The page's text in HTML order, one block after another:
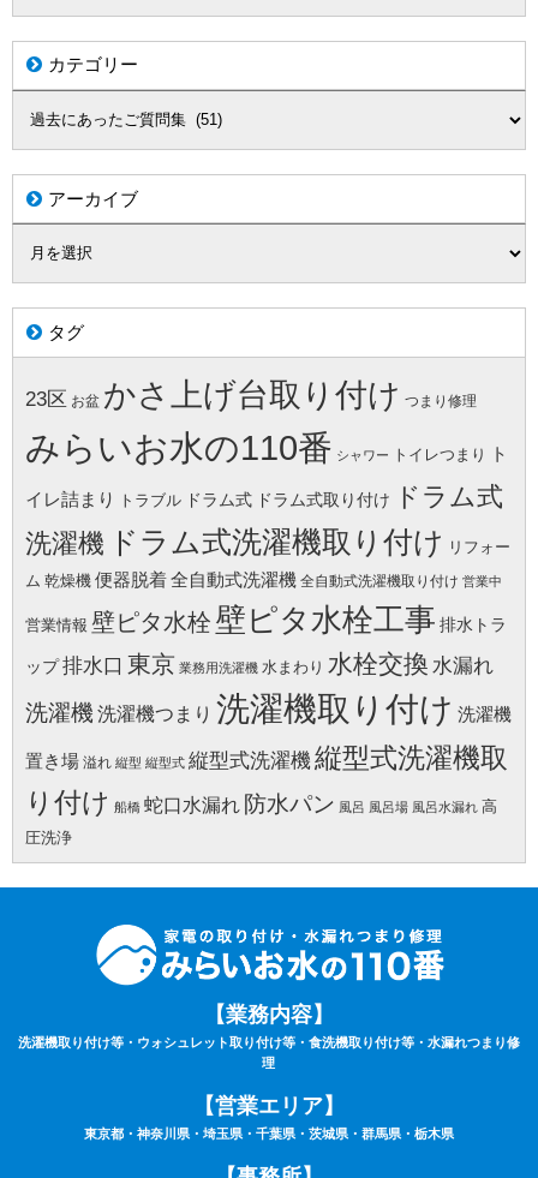
カテゴリー
アーカイブ
タグ
23区 お盆 かさ上げ台取り付け つまり修理
みらいお水の110番 シャワー トイレつまり ト
イレ詰まり トラブル ドラム式 ドラム式取り付け
ドラム式
洗濯機 ドラム式洗濯機取り付け リフォー
ム 乾燥機 便器脱着全自動式洗濯機 全自動式洗濯機取り付け 営業中
営業情報 壁ピタ水栓 壁ピタ水栓工事 排水トラ
ップ排水口 東京 業務用洗濯機 水まわり 水栓交換 水漏れ
洗濯機 洗濯機つまり 洗濯機取り付け 洗濯機
置き場 溢れ 縦型 縦型式 縦型式洗濯機 縦型式洗濯機取
り付け 船橋 蛇口水漏れ 防水パン 風呂 風呂場 風呂水漏れ 高
圧洗浄
【業務内容】
洗濯機取り付け等・ウォシュレット取り付け等・食洗機取り付け等・水漏れつまり修
理
【営業エリア】
東京都・神奈川県・埼玉県・千葉県・茨城県・群馬県・栃木県